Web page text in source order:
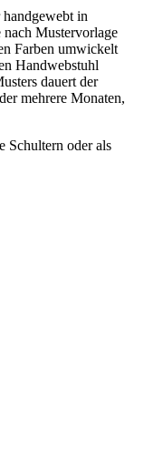
in
Mustervorlage
Farben umwickelt
Handwebstuhl
dauert der
mehrere Monaten,
Schultern oder als